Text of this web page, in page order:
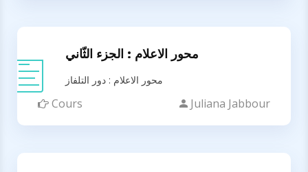
محور الاعلام : الجزء الثّاني
محور الاعلام : دور التلفاز
Cours Juliana Jabbour